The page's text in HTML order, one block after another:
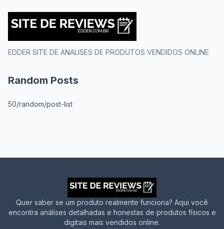
EDDER SITE DE ANALISES DE PRODUTOS VENDIDOS ONLINE
Random Posts
50/random/post-list
Quer saber se um produto realmente funciona? Aqui você
encontra análises detalhadas e honestas de produtos físicos e
digitais mais vendidos online.